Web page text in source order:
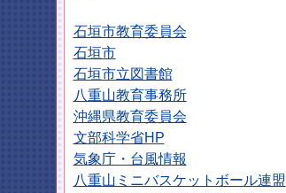
石垣市教育委員会
石垣市
石垣市立図書館
八重山教育事務所
沖縄県教育委員会
文部科学省HP
気象庁・台風情報
八重山ミニバスケットボール連盟